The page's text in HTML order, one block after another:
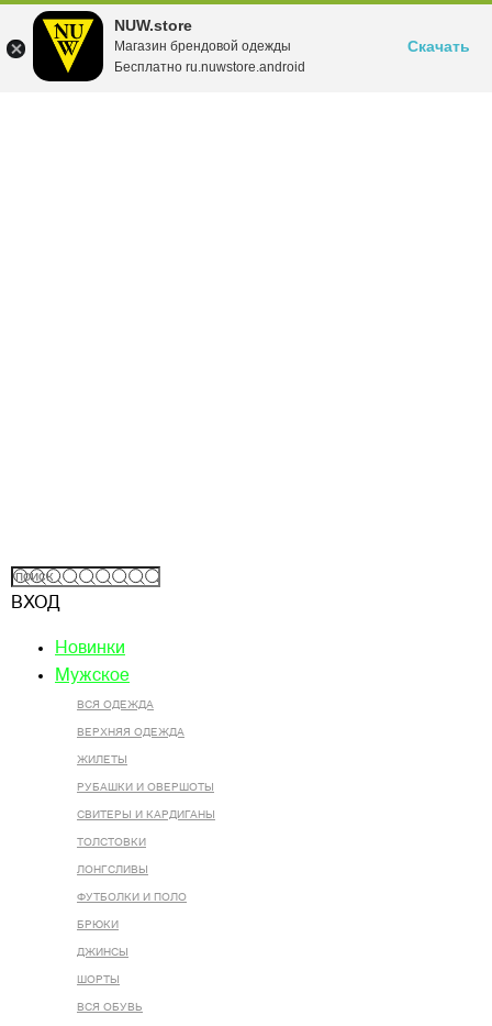
NUW.store
Магазин брендовой одежды
Бесплатно ru.nuwstore.android
Скачать
ВХОД
Новинки
Мужское
ВСЯ ОДЕЖДА
ВЕРХНЯЯ ОДЕЖДА
ЖИЛЕТЫ
РУБАШКИ И ОВЕРШОТЫ
СВИТЕРЫ И КАРДИГАНЫ
ТОЛСТОВКИ
ЛОНГСЛИВЫ
ФУТБОЛКИ И ПОЛО
БРЮКИ
ДЖИНСЫ
ШОРТЫ
ВСЯ ОБУВЬ